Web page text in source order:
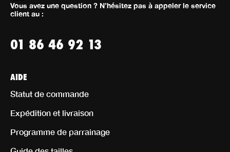
Vous avez une question ? N’hésitez pas à appeler le service
client au :
01 86 46 92 13
AIDE
Statut de commande
Expédition et livraison
Programme de parrainage